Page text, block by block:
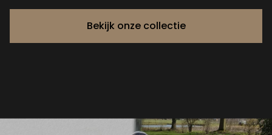
Bekijk onze collectie